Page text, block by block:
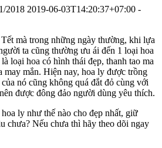
2018 2019-06-03T14:20:37+07:00 -
mà trong những ngày thường, khi lựa
ta cũng thường ưu ái đến 1 loại hoa
loại hoa có hình thái đẹp, thanh tao ma
may mắn. Hiện nay, hoa ly được trồng
nó cũng không quá đắt đỏ cùng với
được đông đảo người dùng yêu thích.
ly như thế nào cho đẹp nhất, giữ
chưa? Nếu chưa thì hãy theo dõi ngay